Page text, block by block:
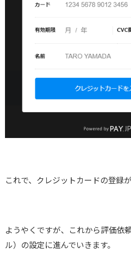
これで、クレジットカードの登録
ようやくですが、これから評価依
ル）の設定に進んでいきます。